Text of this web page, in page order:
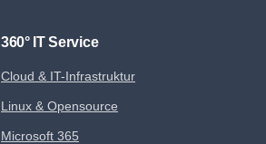
360° IT Service
Cloud & IT-Infrastruktur
Linux & Opensource
Microsoft 365